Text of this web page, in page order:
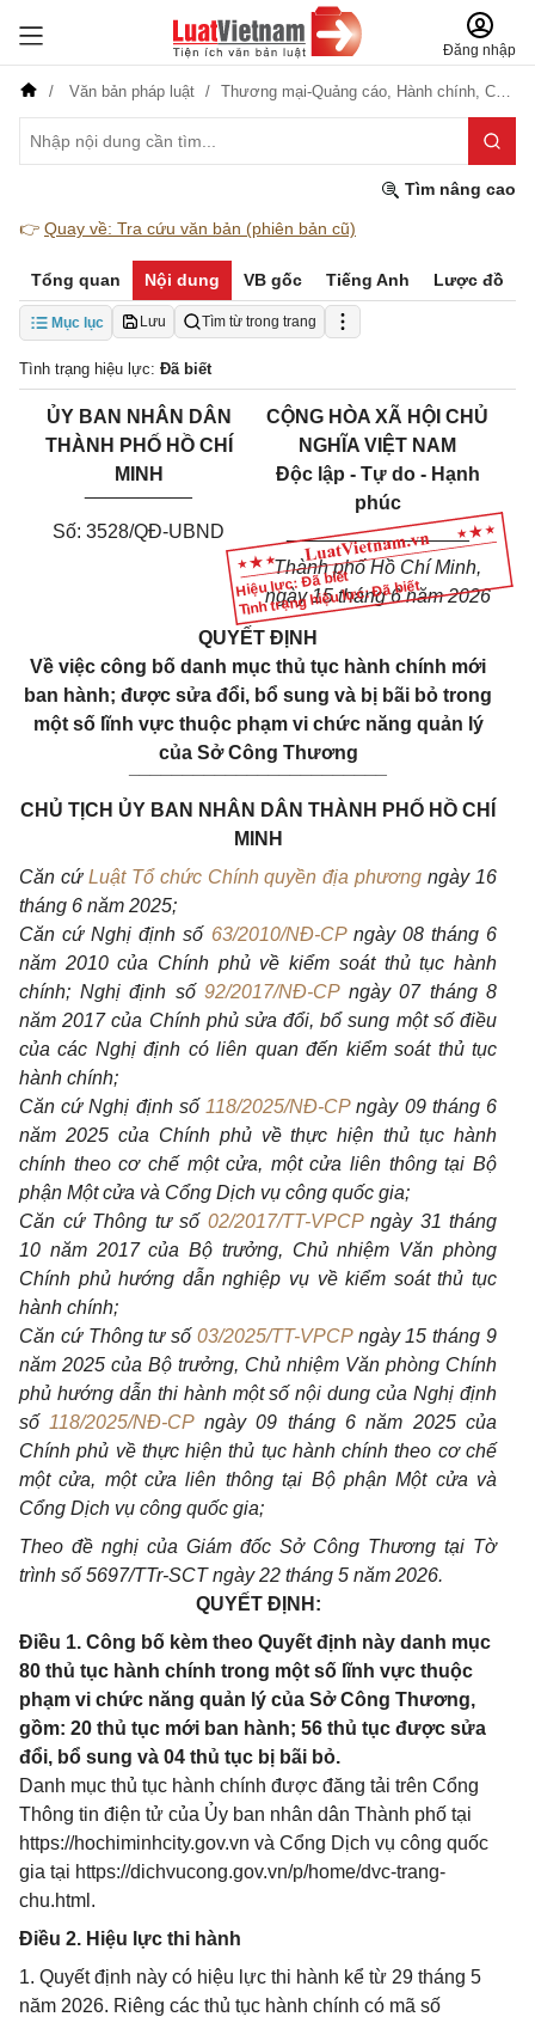
Đăng nhập
Văn bản pháp luật Thương mại-Quảng cáo, Hành chính, Công nghiệp
Tìm nâng cao
👉 Quay về: Tra cứu văn bản (phiên bản cũ)
Tổng quan Nội dung VB gốc Tiếng Anh Lược đồ
Mục lục Lưu Tìm từ trong trang
Tình trạng hiệu lực: Đã biết
Hiệu lực: Đã biết
Tình trạng hiệu lực: Đã biết
ỦY BAN NHÂN DÂN
THÀNH PHỐ HỒ CHÍ
MINH
Số: 3528/QĐ-UBND
CỘNG HÒA XÃ HỘI CHỦ
NGHĨA VIỆT NAM
Độc lập - Tự do - Hạnh
phúc
_________________
Thành phố Hồ Chí Minh,
ngày 15 tháng 6 năm 2026
QUYẾT ĐỊNH
Về việc công bố danh mục thủ tục hành chính mới
ban hành; được sửa đổi, bổ sung và bị bãi bỏ trong
một số lĩnh vực thuộc phạm vi chức năng quản lý
của Sở Công Thương
________________________
CHỦ TỊCH ỦY BAN NHÂN DÂN THÀNH PHỐ HỒ CHÍ
MINH
Căn cứ Luật Tổ chức Chính quyền địa phương ngày 16
tháng 6 năm 2025;
Căn cứ Nghị định số 63/2010/NĐ-CPngày 08 tháng 6
năm 2010 của Chính phủ về kiểm soát thủ tục hành
chính; Nghị định số 92/2017/NĐ-CPngày 07 tháng 8
năm 2017 của Chính phủ sửa đổi, bổ sung một số điều
của các Nghị định có liên quan đến kiểm soát thủ tục
hành chính;
Căn cứ Nghị định số 118/2025/NĐ-CPngày 09 tháng 6
năm 2025 của Chính phủ về thực hiện thủ tục hành
chính theo cơ chế một cửa, một cửa liên thông tại Bộ
phận Một cửa và Cổng Dịch vụ công quốc gia;
Căn cứ Thông tư số 02/2017/TT-VPCPngày 31 tháng
10 năm 2017 của Bộ trưởng, Chủ nhiệm Văn phòng
Chính phủ hướng dẫn nghiệp vụ về kiểm soát thủ tục
hành chính;
Căn cứ Thông tư số 03/2025/TT-VPCPngày 15 tháng 9
năm 2025 của Bộ trưởng, Chủ nhiệm Văn phòng Chính
phủ hướng dẫn thi hành một số nội dung của Nghị định
số 118/2025/NĐ-CPngày 09 tháng 6 năm 2025 của
Chính phủ về thực hiện thủ tục hành chính theo cơ chế
một cửa, một cửa liên thông tại Bộ phận Một cửa và
Cổng Dịch vụ công quốc gia;
Theo đề nghị của Giám đốc Sở Công Thương tại Tờ
trình số 5697/TTr-SCT ngày 22 tháng 5 năm 2026.
QUYẾT ĐỊNH:
Điều 1. Công bố kèm theo Quyết định này danh mục
80 thủ tục hành chính trong một số lĩnh vực thuộc
phạm vi chức năng quản lý của Sở Công Thương,
gồm: 20 thủ tục mới ban hành; 56 thủ tục được sửa
đổi, bổ sung và 04 thủ tục bị bãi bỏ.
Danh mục thủ tục hành chính được đăng tải trên Cổng
Thông tin điện tử của Ủy ban nhân dân Thành phố tại
https://hochiminhcity.gov.vn và Cổng Dịch vụ công quốc
gia tại https://dichvucong.gov.vn/p/home/dvc-trang-
chu.html.
Điều 2. Hiệu lực thi hành
1. Quyết định này có hiệu lực thi hành kể từ 29 tháng 5
năm 2026. Riêng các thủ tục hành chính có mã số